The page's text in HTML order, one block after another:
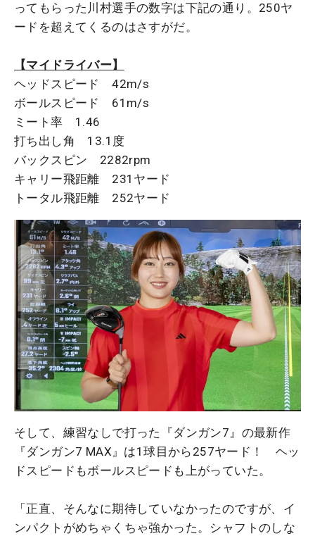
ってもらった川村選手の数字は下記の通り。250ヤ
ードを超えてくるのはさすがだ。
【マイドライバー】
ヘッドスピード 42m/s
ボールスピード 61m/s
ミート率 1.46
打ち出し角 13.1度
バックスピン 2282rpm
キャリー飛距離 231ヤード
トータル飛距離 252ヤード
そして、練習なしで打った『ダンガン7』の最新作
『ダンガン7 MAX』は1球目から257ヤード！ ヘッ
ドスピードもボールスピードも上がっていた。
「正直、そんなに期待していなかったのですが、イ
ンパクトがめちゃくちゃ強かった。シャフトのしな